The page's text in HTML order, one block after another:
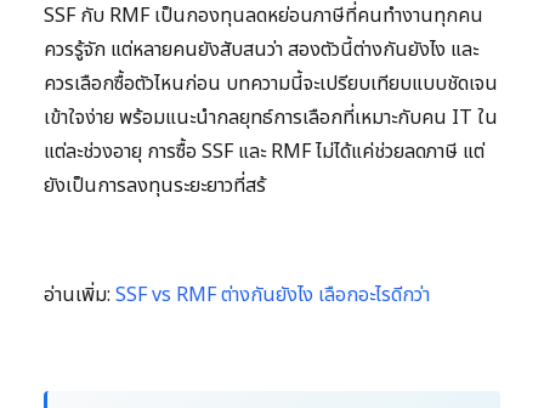
SSF กับ RMF เป็นกองทุนลดหย่อนภาษีที่คนทำงานทุกคน
ควรรู้จัก แต่หลายคนยังสับสนว่า สองตัวนี้ต่างกันยังไง และ
ควรเลือกซื้อตัวไหนก่อน บทความนี้จะเปรียบเทียบแบบชัดเจน
เข้าใจง่าย พร้อมแนะนำกลยุทธ์การเลือกที่เหมาะกับคน IT ใน
แต่ละช่วงอายุ การซื้อ SSF และ RMF ไม่ได้แค่ช่วยลดภาษี แต่
ยังเป็นการลงทุนระยะยาวที่สร้
อ่านเพิ่ม: SSF vs RMF ต่างกันยังไง เลือกอะไรดีกว่า